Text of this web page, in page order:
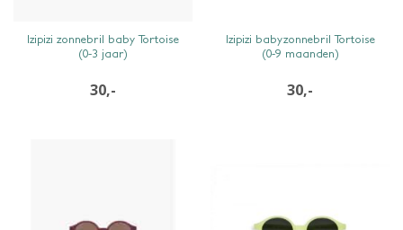
SNEL BEKIJKEN
Izipizi zonnebril baby Tortoise
(0-3 jaar)
30,-
SNEL BEKIJKEN
Izipizi babyzonnebril Tortoise
(0-9 maanden)
30,-